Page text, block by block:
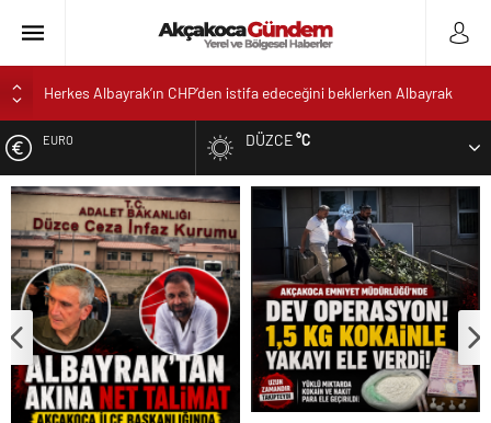
Herkes Albayrak’ın CHP’den istifa edeceğini beklerken Albayrak
Akçakoca’da Dev Uyuşturucu Operasyonu: 1 Tutuklama, 3
AKÇAKOCA’DA İŞ DÜNYASININ KALBİ KALE KOYU
LANSMANINDA ATTI
Saklı Koy Otel’de Yoğunluk: Misafirler Yer Bulmakta Zorlandı
SAHİLLERDE TEMİZLİK ALARMI!
EURO
ALTIN
DOLAR
DÜZCE°C